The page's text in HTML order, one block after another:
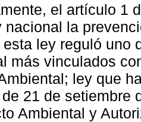
el artículo 1
nacional la
ley reguló uno
más vinculados
ley que
21 de setiembre
Ambiental y